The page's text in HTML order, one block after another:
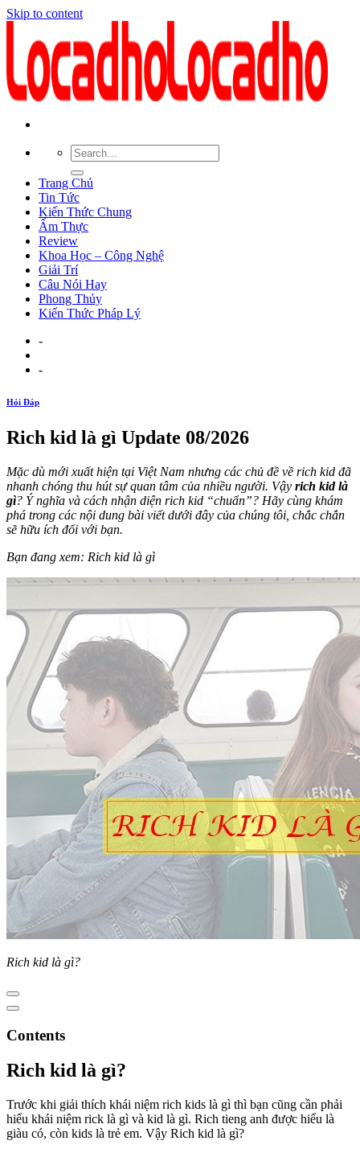
Skip to content
Trang Chủ
Tin Tức
Kiến Thức Chung
Ẩm Thực
Review
Khoa Học – Công Nghệ
Giải Trí
Câu Nói Hay
Phong Thủy
Kiến Thức Pháp Lý
-
-
Hỏi Đáp
Rich kid là gì Update 08/2026
Mặc dù mới xuất hiện tại Việt Nam nhưng các chủ đề về rich kid đã
nhanh chóng thu hút sự quan tâm của nhiều người. Vậy rich kid là
gì? Ý nghĩa và cách nhận diện rich kid “chuẩn”? Hãy cùng khám
phá trong các nội dung bài viết dưới đây của chúng tôi, chắc chắn
sẽ hữu ích đối với bạn.
Bạn đang xem: Rich kid là gì
Rich kid là gì?
Contents
Rich kid là gì?
Trước khi giải thích khái niệm rich kids là gì thì bạn cũng cần phải
hiểu khái niệm rick là gì và kid là gì. Rich tieng anh được hiểu là
giàu có, còn kids là trẻ em. Vậy Rich kid là gì?